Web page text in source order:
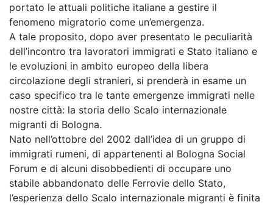
portato le attuali politiche italiane a gestire il
fenomeno migratorio come un’emergenza.
A tale proposito, dopo aver presentato le peculiarità
dell’incontro tra lavoratori immigrati e Stato italiano e
le evoluzioni in ambito europeo della libera
circolazione degli stranieri, si prenderà in esame un
caso specifico tra le tante emergenze immigrati nelle
nostre città: la storia dello Scalo internazionale
migranti di Bologna.
Nato nell’ottobre del 2002 dall’idea di un gruppo di
immigrati rumeni, di appartenenti al Bologna Social
Forum e di alcuni disobbedienti di occupare uno
stabile abbandonato delle Ferrovie dello Stato,
l’esperienza dello Scalo internazionale migranti è finita